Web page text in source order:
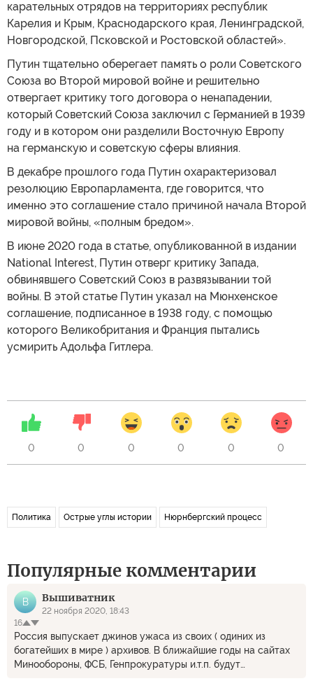
карательных отрядов на территориях республик
Карелия и Крым, Краснодарского края, Ленинградской,
Новгородской, Псковской и Ростовской областей».
Путин тщательно оберегает память о роли Советского
Союза во Второй мировой войне и решительно
отвергает критику того договора о ненападении,
который Советский Союза заключил с Германией в 1939
году и в котором они разделили Восточную Европу
на германскую и советскую сферы влияния.
В декабре прошлого года Путин охарактеризовал
резолюцию Европарламента, где говорится, что
именно это соглашение стало причиной начала Второй
мировой войны, «полным бредом».
В июне 2020 года в статье, опубликованной в издании
National Interest, Путин отверг критику Запада,
обвинявшего Советский Союз в развязывании той
войны. В этой статье Путин указал на Мюнхенское
соглашение, подписанное в 1938 году, с помощью
которого Великобритания и Франция пытались
усмирить Адольфа Гитлера.
0 0 0 0 0 0
Политика Острые углы истории Нюрнбергский процесс
Популярные комментарии
В Вышиватник
22 ноября 2020, 18:43
16
Россия выпускает джинов ужаса из своих ( одиних из
богатейших в мире ) архивов. В ближайшие годы на сайтах
Минообороны, ФСБ, Генпрокуратуры и.т.п. будут